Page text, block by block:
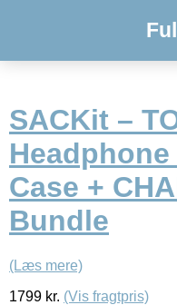
SACKit –
Headphone
Case +
Bundle
(Læs mere)
1799 kr. (Vis fragtpris)